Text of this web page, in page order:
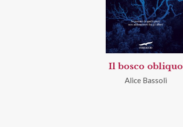
Il bosco obliquo
Alice Bassoli